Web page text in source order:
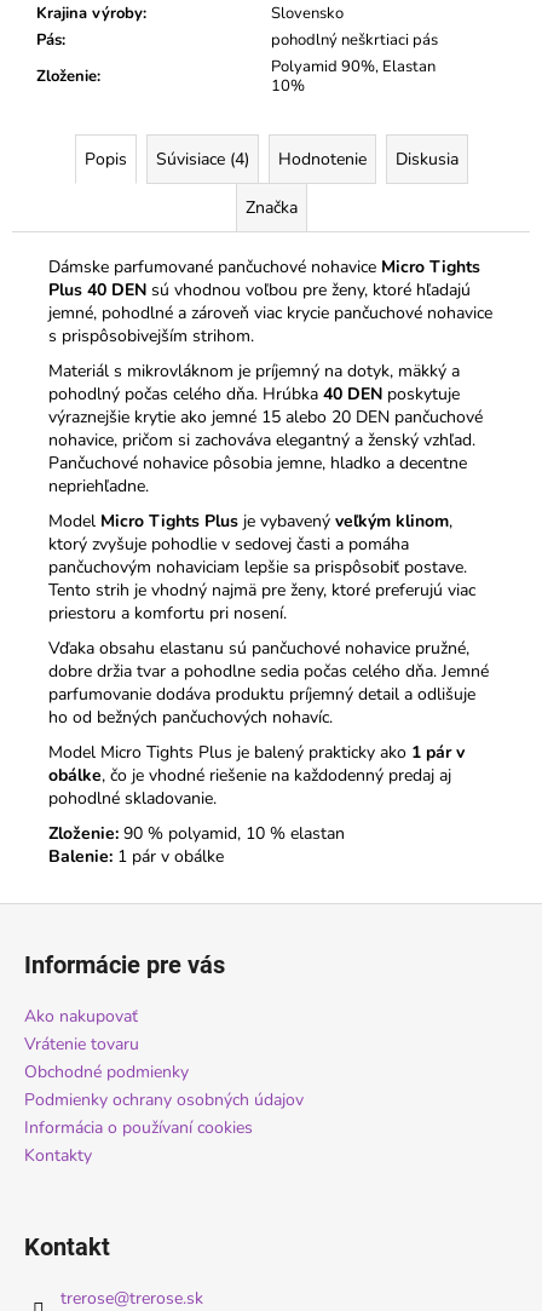
Krajina výroby:
Slovensko
Pás:
pohodlný neškrtiaci pás
Zloženie:
Polyamid 90%, Elastan
10%
Popis Súvisiace (4) Hodnotenie Diskusia
Značka
Dámske parfumované pančuchové nohavice Micro Tights
Plus 40 DEN sú vhodnou voľbou pre ženy, ktoré hľadajú
jemné, pohodlné a zároveň viac krycie pančuchové nohavice
s prispôsobivejším strihom.
Materiál s mikrovláknom je príjemný na dotyk, mäkký a
pohodlný počas celého dňa. Hrúbka 40 DEN poskytuje
výraznejšie krytie ako jemné 15 alebo 20 DEN pančuchové
nohavice, pričom si zachováva elegantný a ženský vzhľad.
Pančuchové nohavice pôsobia jemne, hladko a decentne
nepriehľadne.
Model Micro Tights Plus je vybavený veľkým klinom,
ktorý zvyšuje pohodlie v sedovej časti a pomáha
pančuchovým nohaviciam lepšie sa prispôsobiť postave.
Tento strih je vhodný najmä pre ženy, ktoré preferujú viac
priestoru a komfortu pri nosení.
Vďaka obsahu elastanu sú pančuchové nohavice pružné,
dobre držia tvar a pohodlne sedia počas celého dňa. Jemné
parfumovanie dodáva produktu príjemný detail a odlišuje
ho od bežných pančuchových nohavíc.
Model Micro Tights Plus je balený prakticky ako 1 pár v
obálke, čo je vhodné riešenie na každodenný predaj aj
pohodlné skladovanie.
Zloženie: 90 % polyamid, 10 % elastan
Balenie: 1 pár v obálke
Informácie pre vás
Ako nakupovať
Vrátenie tovaru
Obchodné podmienky
Podmienky ochrany osobných údajov
Informácia o používaní cookies
Kontakty
Kontakt
trerose@trerose.sk